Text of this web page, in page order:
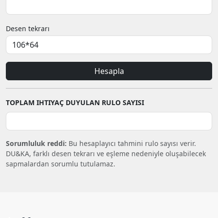
Desen tekrarı
Hesapla
TOPLAM IHTIYAÇ DUYULAN RULO SAYISI
Sorumluluk reddi: Bu hesaplayıcı tahmini rulo sayısı verir.
DU&KA, farklı desen tekrarı ve eşleme nedeniyle oluşabilecek
sapmalardan sorumlu tutulamaz.